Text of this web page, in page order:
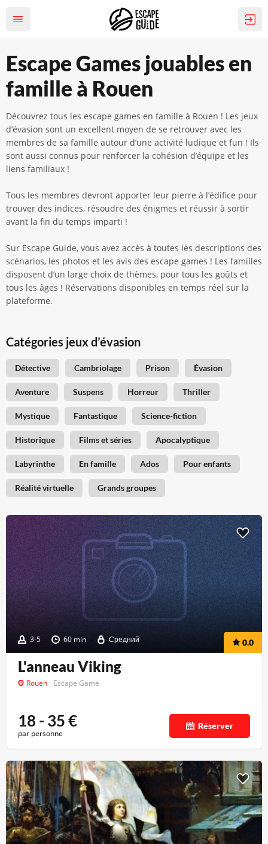
Escape Games jouables en
famille à Rouen
Découvrez tous les escape games en famille à Rouen ! Les jeux
d’évasion sont un excellent moyen de se retrouver avec les
membres de sa famille autour d’une activité ludique et fun ! Ils
sont aussi connus pour renforcer la cohésion d’équipe et les
liens familiaux !
Tous les membres devront apporter leur pierre à l’édifice pour
trouver des indices, résoudre des énigmes et réussir à sortir
avant la fin du temps imparti !
Sur Escape Guide, vous avez accès à toutes les descriptions des
scénarios, les photos et les avis des escape games ! Les familles
disposent d’un large choix de thèmes, pour tous les goûts et
tous les âges ! Réservations disponibles en temps réel sur la
plateforme.
Catégories jeux d’évasion
Détective Cambriolage Prison Évasion
Aventure Suspens Horreur Thriller
Mystique Fantastique Science-fiction
Historique Films et séries Apocalyptique
Labyrinthe En famille Ados Pour enfants
Réalité virtuelle Grands groupes
3-5 60 min Средний 0.0
L'anneau Viking
Rouen Escape Game
18 - 35€
par personne
Réserver